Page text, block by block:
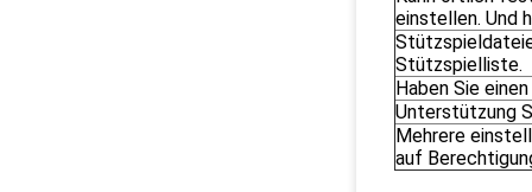
einstellen. Und
Stützspielliste.
Haben Sie
Unterstützung
Mehrere
auf